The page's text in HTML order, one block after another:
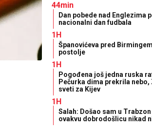
44min
Dan pobede nad Englezima
nacionalni dan fudbala
1H
Španovićeva pred
postolje
1H
Pogođena još jedna ruska
Pečurka dima prekrila nebo,
sveti za Kijev
1H
Salah: Došao sam u
ovakvu dobrodošlicu nikad